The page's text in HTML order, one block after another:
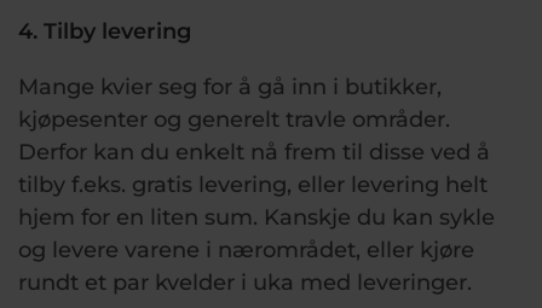
4. Tilby levering
Mange kvier seg for å gå inn i butikker,
kjøpesenter og generelt travle områder.
Derfor kan du enkelt nå frem til disse ved å
tilby f.eks. gratis levering, eller levering helt
hjem for en liten sum. Kanskje du kan sykle
og levere varene i nærområdet, eller kjøre
rundt et par kvelder i uka med leveringer.